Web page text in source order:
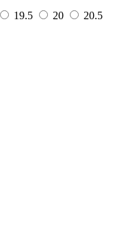
19.5 20
20.5